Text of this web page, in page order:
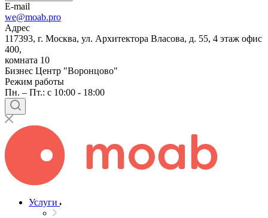
E-mail
we@moab.pro
Адрес
117393, г. Москва, ул. Архитектора Власова, д. 55, 4 этаж офис
400,
комната 10
Бизнес Центр "Воронцово"
Режим работы
Пн. – Пт.: с 10:00 - 18:00
Услуги